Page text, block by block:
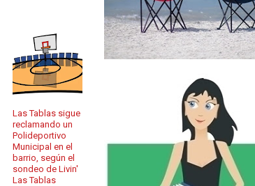
Las Tablas sigue
reclamando un
Polideportivo
Municipal en el
barrio, según el
sondeo de Livin'
Las Tablas